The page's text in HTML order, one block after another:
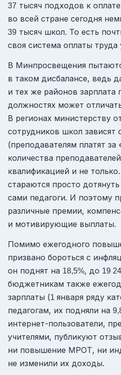
37 тысяч подходов к
во всей стране сегодня
39 тысяч школ. То есть
своя система оплаты труда
В Минпросвещения
в таком дисбалансе, ведь
и тех же районов зарплата
должностях может
В регионах министерству
сотрудников школ зависят
(преподавателям платят за
количества
квалификацией и не
стараются просто
сами педагоги. И поэтому
различные премии,
и мотивирующие выплаты.
Помимо ежегодного
призвано бороться с
он поднят на 18,5%, до 19
бюджетникам также
зарплаты (1 января ряду
педагогам, их подняли на
интернет-пользователи,
учителями, публикуют
ни повышение МРОТ, ни
не изменили их доходы.